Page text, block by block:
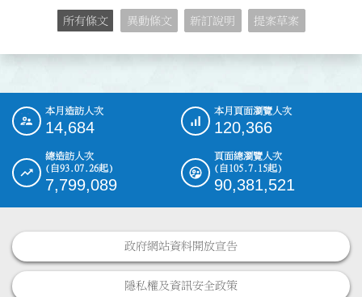
所有條文 異動條文 新訂說明 提案草案
::: 本月造訪人次
14,684
本月頁面瀏覽人次
120,366
總造訪人次
(自93.07.26起)
7,799,089
頁面總瀏覽人次
(自105.7.15起)
90,381,521
政府網站資料開放宣告
隱私權及資訊安全政策